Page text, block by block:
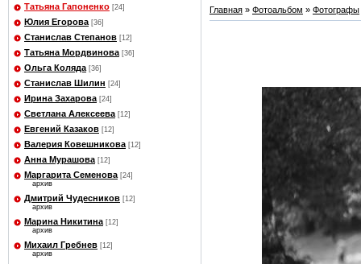
Татьяна Гапоненко [24]
Юлия Егорова [36]
Станислав Степанов [12]
Татьяна Мордвинова [36]
Ольга Коляда [36]
Станислав Шилин [24]
Ирина Захарова [24]
Светлана Алексеева [12]
Евгений Казаков [12]
Валерия Ковешникова [12]
Анна Мурашова [12]
Маргарита Семенова [24]
архив
Дмитрий Чудесников [12]
архив
Марина Никитина [12]
архив
Михаил Гребнев [12]
архив
Главная » Фотоальбом » Фотографы